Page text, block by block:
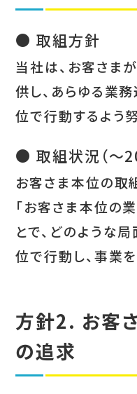
● 取組方針
当社は、お客さま
供し、あらゆる業
位で行動するよう
● 取組状況（～
お客さま本位の取
「お客さま本位の
とで、どのような
位で行動し、事業
方針2. お客
の追求